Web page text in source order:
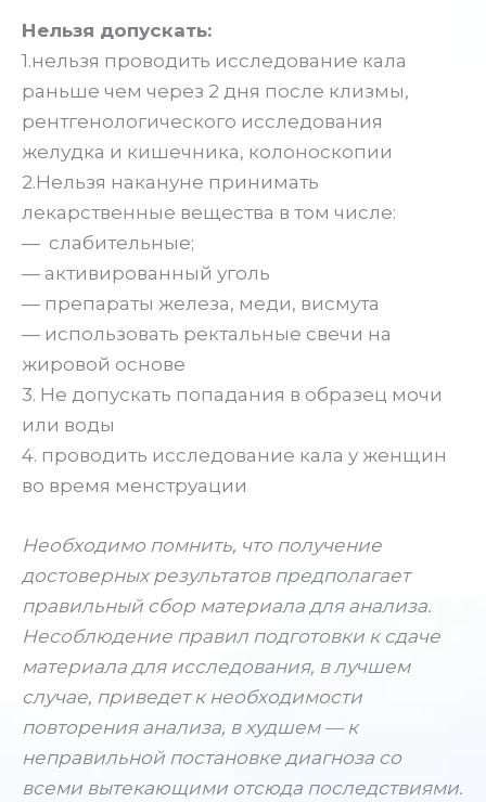
Нельзя допускать:
1.нельзя проводить исследование кала
раньше чем через 2 дня после клизмы,
рентгенологического исследования
желудка и кишечника, колоноскопии
2.Нельзя накануне принимать
лекарственные вещества в том числе:
— слабительные;
— активированный уголь
— препараты железа, меди, висмута
— использовать ректальные свечи на
жировой основе
3. Не допускать попадания в образец мочи
или воды
4. проводить исследование кала у женщин
во время менструации
Необходимо помнить, что получение
достоверных результатов предполагает
правильный сбор материала для анализа.
Несоблюдение правил подготовки к сдаче
материала для исследования, в лучшем
случае, приведет к необходимости
повторения анализа, в худшем — к
неправильной постановке диагноза со
всеми вытекающими отсюда последствиями.